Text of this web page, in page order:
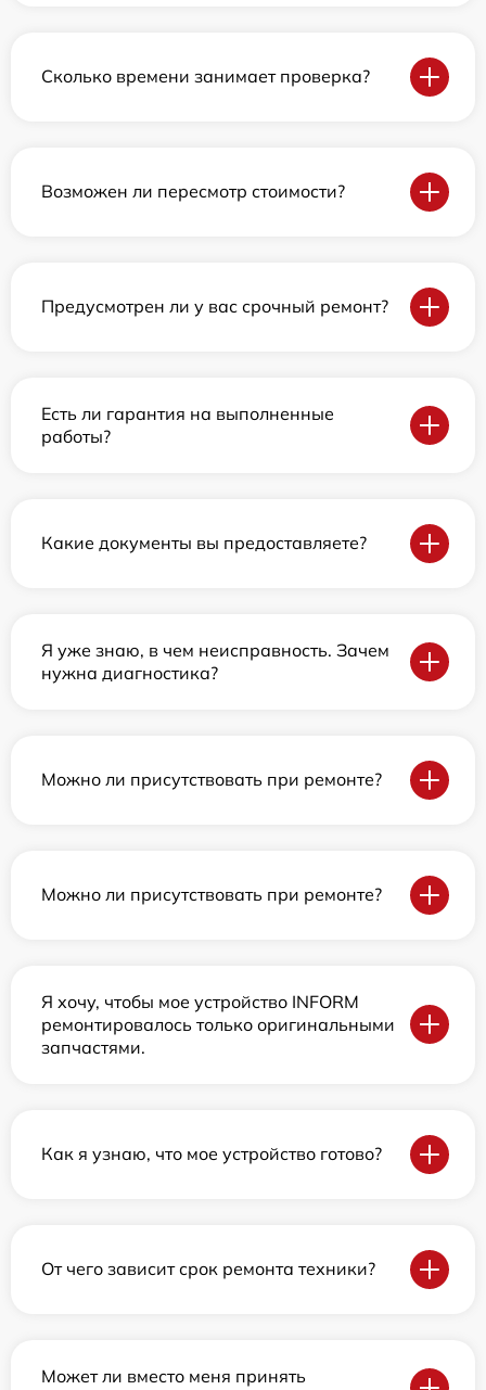
Сколько времени занимает проверка?
Возможен ли пересмотр стоимости?
Предусмотрен ли у вас срочный ремонт?
Есть ли гарантия на выполненные
работы?
Какие документы вы предоставляете?
Я уже знаю, в чем неисправность. Зачем
нужна диагностика?
Можно ли присутствовать при ремонте?
Можно ли присутствовать при ремонте?
Я хочу, чтобы мое устройство INFORM
ремонтировалось только оригинальными
запчастями.
Как я узнаю, что мое устройство готово?
От чего зависит срок ремонта техники?
Может ли вместо меня принять